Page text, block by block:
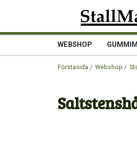
WEBSHOP
Förstasida / Webshop /